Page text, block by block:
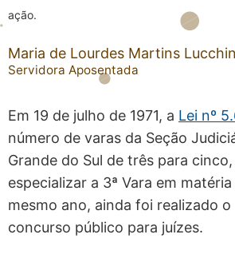
e o número indicava qual das cinco varas
Maria de Lourdes Martins Lucchin
Em 19 de julho de 1971, aLei nº
número de varas da Seção
Grande do Sul de três para cinco,
especializar a 3ª Vara em matéria
mesmo ano, ainda foi realizado o